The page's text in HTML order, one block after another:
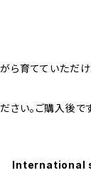
ら育てていただけ
さい。ご購入後
International